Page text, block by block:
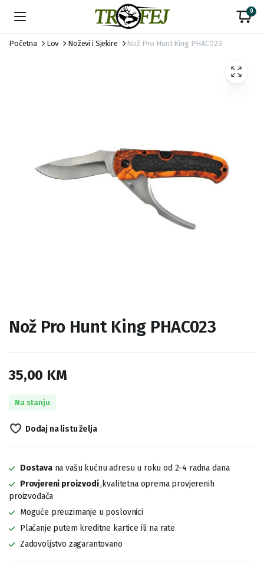
0
Početna Lov Noževi i Sjekire Nož Pro Hunt King PHAC023
Nož Pro Hunt King PHAC023
35,00 KM
Na stanju
Dodaj na listu želja
Dostavana vašu kućnu adresu u roku od 2-4 radna dana
Provjereni proizvodi,kvalitetna oprema provjerenih
proizvođača
Moguće preuzimanje u poslovnici
Plaćanje putem kreditne kartice ili na rate
Zadovoljstvo zagarantovano